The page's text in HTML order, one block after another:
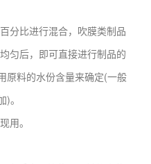
比进行混合，吹膜类制品
匀后，即可直接进行制品的
原料的水份含量来确定(一般
。
。